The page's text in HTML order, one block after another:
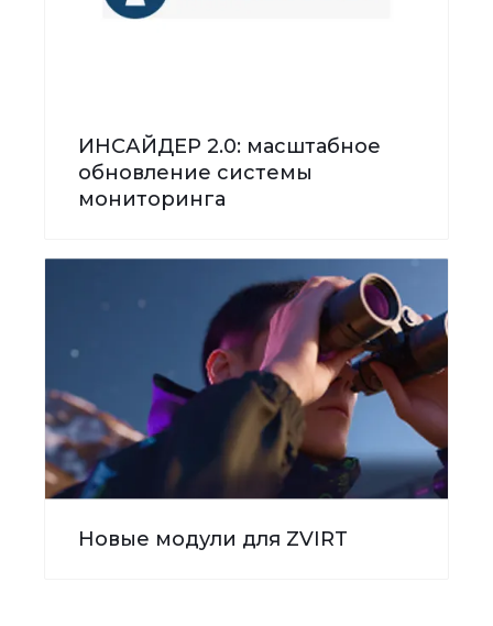
ИНСАЙДЕР 2.0: масштабное
обновление системы
мониторинга
Новые модули для ZVIRT